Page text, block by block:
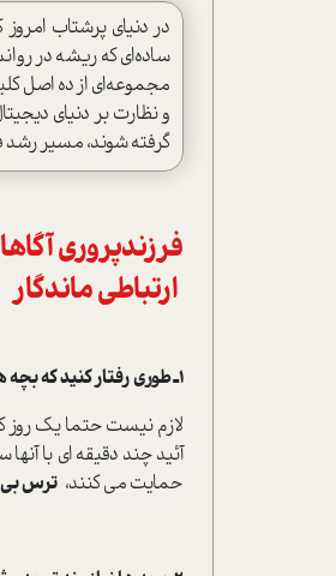
در دنیای پرشتاب
ساده‌ای که ریشه در
مجموعه‌ای از ده اصل
و نظارت بر دنیای
گرفته شوند، مسیر رشد
فرزندپروری
ارتباطی ماندگار
1ـ طوری رفتار کنید که بچه ها مطمئن باشند همیشه در دسترس و کنارشان هستید.
لازم نیست حتما یک روز
آئید چند دقیقه ای با
حمایت می کنند، ترس